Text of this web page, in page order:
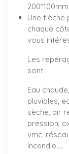
Une flèche
chaque
vous
Les
sont :
Eau
pluviales,
sèche, air
pression,
vmc,
incendie.....